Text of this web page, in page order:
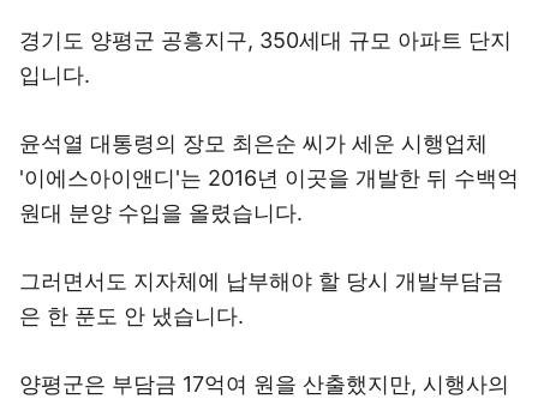
경기도 양평군 공흥지구, 350세대 규모 아파트 단지
입니다.
윤석열 대통령의 장모 최은순 씨가 세운 시행업체
'이에스아이앤디'는 2016년 이곳을 개발한 뒤 수백억
원대 분양 수입을 올렸습니다.
그러면서도 지자체에 납부해야 할 당시 개발부담금
은 한 푼도 안 냈습니다.
양평군은 부담금 17억여 원을 산출했지만, 시행사의